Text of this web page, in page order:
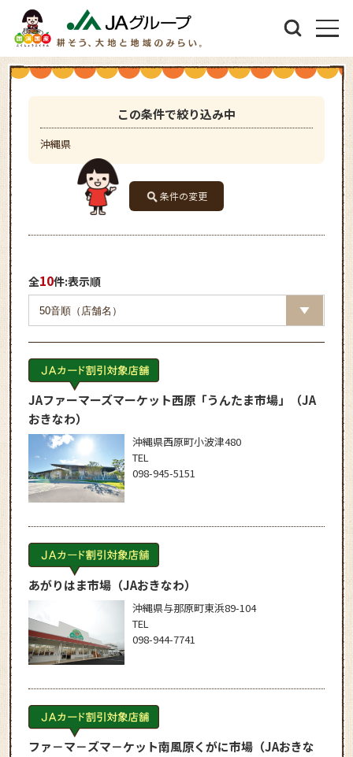
この条件で絞り込み中
沖縄県
条件の変更
全10件:表示順
JAファーマーズマーケット西原「うんたま市場」
（JA
おきなわ）
沖縄県西原町小波津480
TEL
098-945-5151
あがりはま市場（JAおきなわ）
沖縄県与那原町東浜89-104
TEL
098-944-7741
ファ－マ－ズマ－ケット南風原くがに市場（JAおきな